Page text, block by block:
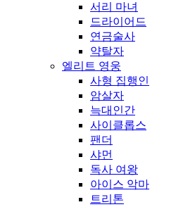
서리 마녀
드라이어드
연금술사
약탈자
엘리트 영웅
사형 집행인
암살자
늑대인간
사이클롭스
팬더
샤먼
독사 여왕
아이스 악마
트리톤